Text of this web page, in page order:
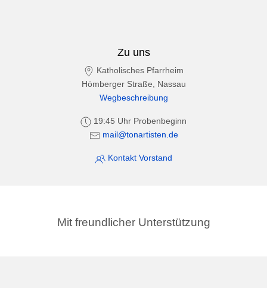
Zu uns
Katholisches Pfarrheim
Hömberger Straße, Nassau
Wegbeschreibung
19:45 Uhr Probenbeginn
mail@tonartisten.de
Kontakt Vorstand
Mit freundlicher Unterstützung